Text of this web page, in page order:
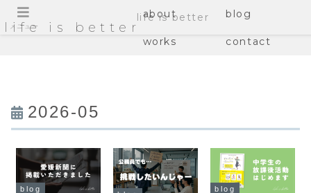
life is better
about blog
works contact
2026-05
blog blog
メニュー
life is better